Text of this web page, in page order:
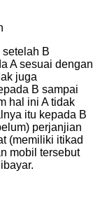
B
A sesuai dengan
juga
B sampai
hal ini A tidak
itu kepada B
perjanjian
(memiliki itikad
mobil tersebut